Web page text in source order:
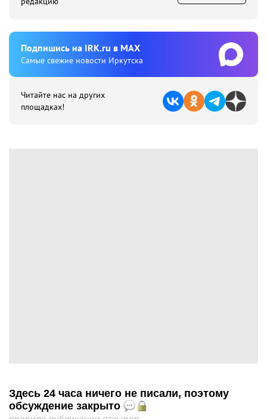
Подпишиcь на IRK.ru в MAX
Cамые свежие новости Иркутска
Читайте нас на других
площадках!
Здесь 24 часа ничего не писали, поэтому
обсуждение закрыто